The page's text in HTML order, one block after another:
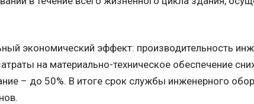
экономический эффект: производительность
на материально-техническое обеспечение
– до 50%. В итоге срок службы инженерного